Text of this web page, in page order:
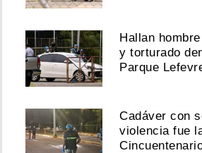
Hallan
y torturado
Parque
Cadáver con
violencia fue